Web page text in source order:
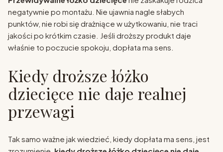
negatywnie po montażu. Nie ujawnia nagle słabych
punktów, nie robi się drażniące w użytkowaniu, nie traci
jakości po krótkim czasie. Jeśli droższy produkt daje
właśnie to poczucie spokoju, dopłata ma sens.
Kiedy droższe łóżko
dziecięce nie daje realnej
przewagi
Tak samo ważne jak wiedzieć, kiedy dopłata ma sens, jest